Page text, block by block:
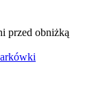
przed obniżką